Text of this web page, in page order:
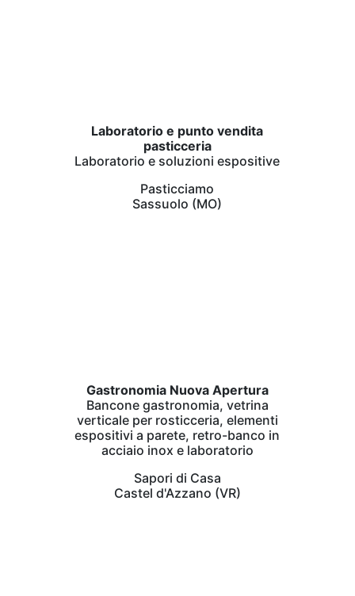
Laboratorio e punto vendita
pasticceria
Laboratorio e soluzioni espositive
Pasticciamo
Sassuolo (MO)
Gastronomia Nuova Apertura
Bancone gastronomia, vetrina
verticale per rosticceria, elementi
espositivi a parete, retro-banco in
acciaio inox e laboratorio
Sapori di Casa
Castel d'Azzano (VR)